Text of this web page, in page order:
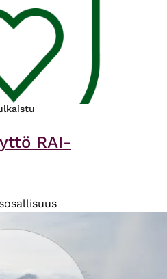
RAI-